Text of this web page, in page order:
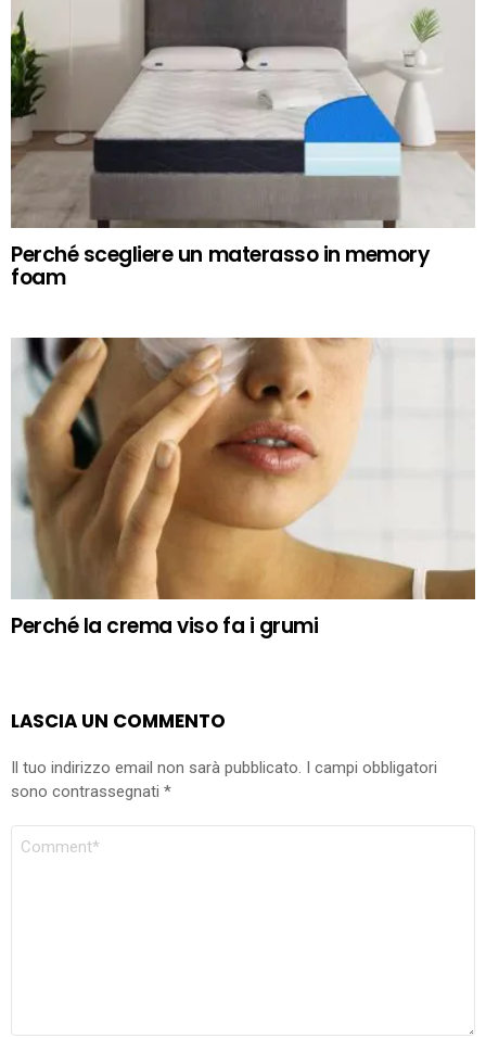
Perché scegliere un materasso in memory
foam
Perché la crema viso fa i grumi
LASCIA UN COMMENTO
Il tuo indirizzo email non sarà pubblicato. I campi obbligatori
sono contrassegnati *
COMMENTO